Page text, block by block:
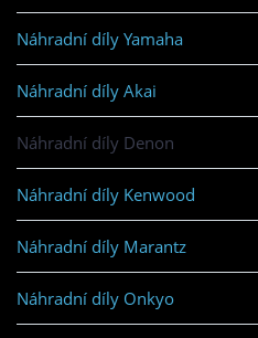
Náhradní díly Yamaha
Náhradní díly Akai
Náhradní díly Denon
Náhradní díly Kenwood
Náhradní díly Marantz
Náhradní díly Onkyo